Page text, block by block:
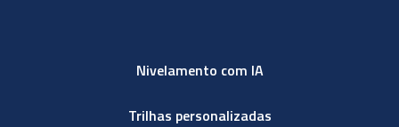
Nivelamento com IA
Trilhas personalizadas